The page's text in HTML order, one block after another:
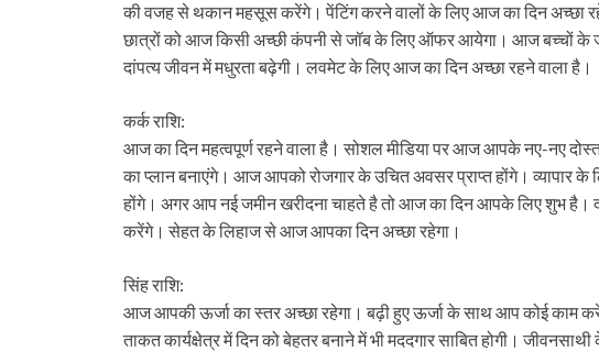
की वजह से थकान महसूस करेंगे। पेंटिंग करने वालों के लिए आज का दिन अच्छा
छात्रों को आज किसी अच्छी कंपनी से जॉब के लिए ऑफर आयेगा। आज बच्चों के
दांपत्य जीवन में मधुरता बढ़ेगी। लवमेट के लिए आज का दिन अच्छा रहने वाला है।
कर्क राशि:
आज का दिन महत्वपूर्ण रहने वाला है। सोशल मीडिया पर आज आपके नए-नए
का प्लान बनाएंगे। आज आपको रोजगार के उचित अवसर प्राप्त होंगे।
होंगे। अगर आप नई जमीन खरीदना चाहते है तो आज का दिन आपके लिए शुभ है।
करेंगे। सेहत के लिहाज से आज आपका दिन अच्छा रहेगा।
सिंह राशि:
आज आपकी ऊर्जा का स्तर अच्छा रहेगा। बढ़ी हुए ऊर्जा के साथ आप कोई काम
ताकत कार्यक्षेत्र में दिन को बेहतर बनाने में भी मददगार साबित होगी।